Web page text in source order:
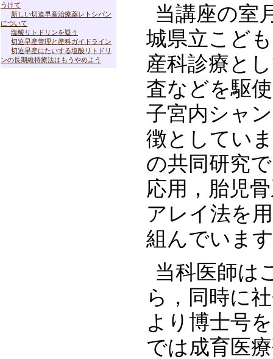
当講座の室
城県立こど
産科診療と
査などを駆
子宮内シャ
徴としてい
の共同研究
応用，胎児
アレイ法を
組んでいま
当科医師は
ら，同時に
より博士号
では成育医
うけて
新しい切迫早産治療薬レトシバン
について
塩酸リトドリンを疑う
切迫早産管理と産科ガイドライン
切迫早産にたいする塩酸リトドリ
ンの長期維持療法はもうやめよう